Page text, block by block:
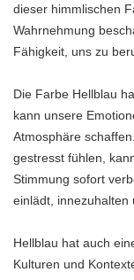
dieser himmlischen
Wahrnehmung
Fähigkeit, uns zu
Die Farbe Hellblau
kann unsere
Atmosphäre
gestresst fühlen,
Stimmung sofort
einlädt, innezuhalten
Hellblau hat auch
Kulturen und